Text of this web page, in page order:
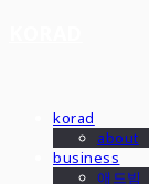
korad
about
business
애드빔